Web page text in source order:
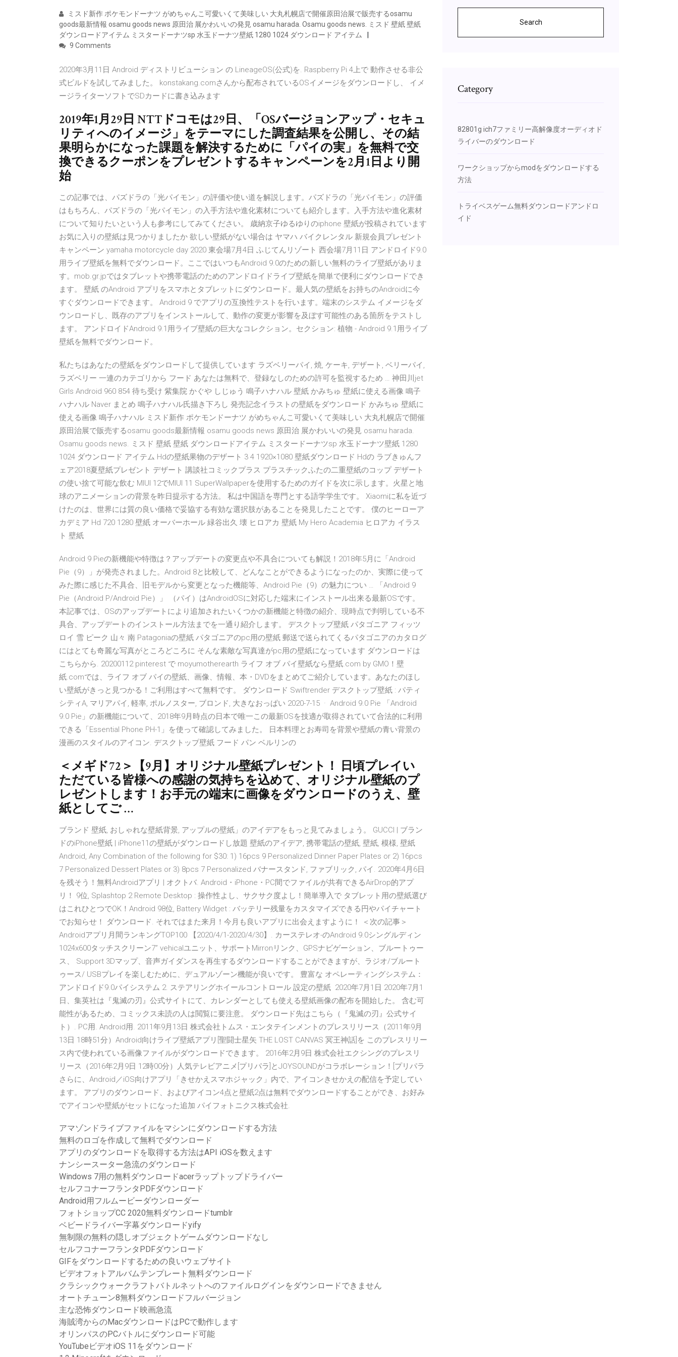
ミスド新作 ポケモンドーナツ がめちゃんこ可愛いくて美味しい 大丸札幌店で開催原田治展で販売するosamu
goods最新情報 osamu goods news 原田治 展かわいいの発見 osamu harada. Osamu goods news. ミスド 壁紙 壁紙
ダウンロードアイテム ミスタードーナツsp 水玉ドーナツ壁紙 1280 1024 ダウンロード アイテム
9 Comments
2020年3月11日 Android ディストリビューション の LineageOS(公式)を. Raspberry Pi 4上で 動作させる非公
式ビルドを試してみました。 konstakang.comさんから配布されているOSイメージをダウンロードし、 イメ
ージライターソフトでSDカードに書き込みます
2019年1月29日 NTTドコモは29日、「OSバージョンアップ・セキュ
リティへのイメージ」をテーマにした調査結果を公開し、その結
果明らかになった課題を解決するために「パイの実」を無料で交
換できるクーポンをプレゼントするキャンペーンを2月1日より開
始
この記事では、パズドラの「光パイモン」の評価や使い道を解説します。パズドラの「光パイモン」の評価
はもちろん、パズドラの「光パイモン」の入手方法や進化素材についても紹介します。入手方法や進化素材
について知りたいという人も参考にしてみてください。 歳納京子ゆるゆりのiphone 壁紙が投稿されています
お気に入りの壁紙は見つかりましたか 欲しい壁紙がない場合は ヤマハ バイクレンタル 新規会員プレゼント
キャンペーン yamaha motorcycle day 2020 東会場7月4日 ふじてんリゾート 西会場7月11日 アンドロイド9.0
用ライブ壁紙を無料でダウンロード。ここではいつもAndroid 9.0のための新しい無料のライブ壁紙がありま
す。mob.gr.jpではタブレットや携帯電話のためのアンドロイドライブ壁紙を簡単で便利にダウンロードでき
ます。 壁紙 のAndroid アプリをスマホとタブレットにダウンロード。最人気の壁紙をお持ちのAndroidに今
すぐダウンロードできます。 Android 9 でアプリの互換性テストを行います。端末のシステム イメージをダ
ウンロードし、既存のアプリをインストールして、動作の変更が影響を及ぼす可能性のある箇所をテストし
ます。 アンドロイドAndroid 9.1用ライブ壁紙の巨大なコレクション。セクション: 植物 - Android 9.1用ライブ
壁紙を無料でダウンロード。
私たちはあなたの壁紙をダウンロードして提供しています ラズベリーパイ, 焼, ケーキ, デザート, ベリーパイ,
ラズベリー 一連のカテゴリから フード あなたは無料で、登録なしのための許可を監視するため … 神田川jet
Girls Android 960 854 待ち受け 紫集院 かぐや しじゅう 鳴子ハナハル 壁紙 かみちゅ 壁紙に使える画像 鳴子
ハナハル Naver まとめ 鳴子ハナハル氏描き下ろし 発売記念イラストの壁紙をダウンロード かみちゅ 壁紙に
使える画像 鳴子ハナハル ミスド新作 ポケモンドーナツ がめちゃんこ可愛いくて美味しい 大丸札幌店で開催
原田治展で販売するosamu goods最新情報 osamu goods news 原田治 展かわいいの発見 osamu harada.
Osamu goods news. ミスド 壁紙 壁紙 ダウンロードアイテム ミスタードーナツsp 水玉ドーナツ壁紙 1280
1024 ダウンロード アイテム Hdの壁紙果物のデザート 3 4 1920×1080 壁紙ダウンロード Hdの ラブきゅんフ
ェア2018夏壁紙プレゼント デザート 講談社コミックプラス プラスチックふたの二重壁紙のコップ デザート
の使い捨て可能な飲む MIUI 12でMIUI 11 SuperWallpaperを使用するためのガイドを次に示します。火星と地
球のアニメーションの背景を昨日提示する方法。 私は中国語を専門とする語学学生です。 Xiaomiに私を近づ
けたのは、世界には質の良い価格で妥協する有効な選択肢があることを発見したことです。 僕のヒーローア
カデミア Hd 720 1280 壁紙 オーバーホール 緑谷出久 壊 ヒロアカ 壁紙 My Hero Academia ヒロアカ イラス
ト 壁紙
Android 9 Pieの新機能や特徴は？アップデートの変更点や不具合についても解説！2018年5月に「Android
Pie（9）」が発売されました。Android 8と比較して、どんなことができるようになったのか、実際に使って
みた際に感じた不具合、旧モデルから変更となった機能等、Android Pie（9）の魅力につい … 「Android 9
Pie（Android P/Android Pie）」 （パイ）はAndroidOSに対応した端末にインストール出来る最新OSです。
本記事では、OSのアップデートにより追加されたいくつかの新機能と特徴の紹介、現時点で判明している不
具合、アップデートのインストール方法までを一通り紹介します。 デスクトップ壁紙 パタゴニア フィッツ
ロイ 雪 ピーク 山々 南 Patagoniaの壁紙 パタゴニアのpc用の壁紙 郵送で送られてくるパタゴニアのカタログ
にはとても奇麗な写真がところどころに そんな素敵な写真達がpc用の壁紙になっています ダウンロードは
こちらから. 20200112 pinterest で moyumotherearth ライフ オブ パイ壁紙なら壁紙.com by GMO！壁
紙.comでは、ライフ オブ パイの壁紙、画像、情報、本・DVDをまとめてご紹介しています。あなたのほし
い壁紙がきっと見つかる！ご利用はすべて無料です。 ダウンロード Swiftrender デスクトップ壁紙 : パティ
シティA, マリアパイ, 軽率, ポルノスター, ブロンド, 大きなおっぱい 2020-7-15 · Android 9.0 Pie 「Android
9.0 Pie」の新機能について、2018年9月時点の日本で唯一この最新OSを技適が取得されていて合法的に利用
できる「Essential Phone PH-1」を使って確認してみました。 日本料理とお寿司を背景や壁紙の青い背景の
漫画のスタイルのアイコン. デスクトップ壁紙 フード パン ベルリンの
＜メギド72＞【9月】オリジナル壁紙プレゼント！ 日頃プレイい
ただている皆様への感謝の気持ちを込めて、オリジナル壁紙のプ
レゼントします！お手元の端末に画像をダウンロードのうえ、壁
紙としてご …
ブランド 壁紙, おしゃれな壁紙背景, アップルの壁紙」のアイデアをもっと見てみましょう。 GUCCI | ブラン
ドのiPhone壁紙 | iPhone11の壁紙がダウンロードし放題 壁紙のアイデア, 携帯電話の壁紙, 壁紙, 模様, 壁紙
Android, Any Combination of the following for $30: 1) 16pcs 9 Personalized Dinner Paper Plates or 2) 16pcs
7 Personalized Dessert Plates or 3) 8pcs 7 Personalized バナースタンド, ファブリック, パイ. 2020年4月6日
を残そう！無料Androidアプリ | オクトバ. Android・iPhone・PC間でファイルが共有できるAirDrop的アプ
リ！ 9位, Splashtop 2 Remote Desktop : 操作性よし、サクサク度よし！簡単導入で タブレット用の壁紙選び
はこれひとつでOK！Android 98位, Battery Widget : バッテリー残量をカスタマイズできる円やパイチャート
でお知らせ！ ダウンロード. それではまた来月！今月も良いアプリに出会えますように！ ＜次の記事＞
Androidアプリ月間ランキングTOP100 【2020/4/1-2020/4/30】. カーステレオ-のAndroid 9.0シングルディン
1024x600タッチスクリーン7” vehicalユニット、サポートMirronリンク、GPSナビゲーション、ブルートゥー
ス、 Support 3Dマップ、音声ガイダンスを再生するダウンロードすることができますが、ラジオ/ブルート
ゥース/ USBプレイを楽しむために、デュアルゾーン機能が良いです。 豊富な オペレーティングシステム：
アンドロイド9.0パイシステム 2. ステアリングホイールコントロール 設定の壁紙 2020年7月1日 2020年7月1
日、集英社は『鬼滅の刃』公式サイトにて、カレンダーとしても使える壁紙画像の配布を開始した。 含む可
能性があるため、コミックス未読の人は閲覧に要注意。 ダウンロード先はこちら（『鬼滅の刃』公式サイ
ト）. PC用. Android用. 2011年9月13日 株式会社トムス・エンタテインメントのプレスリリース（2011年9月
13日 18時51分）Android向けライブ壁紙アプリ[聖闘士星矢 THE LOST CANVAS 冥王神話]を このプレスリリー
ス内で使われている画像ファイルがダウンロードできます。 2016年2月9日 株式会社エクシングのプレスリ
リース（2016年2月9日 12時00分）人気テレビアニメ[プリパラ]とJOYSOUNDがコラボレーション！[プリパラ
さらに、Android／iOS向けアプリ「きせかえスマホジャック」内で、アイコンきせかえの配信を予定してい
ます。 アプリのダウンロード、およびアイコン4点と壁紙2点は無料でダウンロードすることができ、お好み
でアイコンや壁紙がセットになった追加 パイフォトニクス株式会社.
アマゾンドライブファイルをマシンにダウンロードする方法
無料のロゴを作成して無料でダウンロード
アプリのダウンロードを取得する方法はAPI iOSを数えます
ナンシースーター急流のダウンロード
Windows 7用の無料ダウンロードacerラップトップドライバー
セルフコナーフランタPDFダウンロード
Android用フルムービーダウンローダー
フォトショップCC 2020無料ダウンロードtumblr
ベビードライバー字幕ダウンロードyify
無制限の無料の隠しオブジェクトゲームダウンロードなし
セルフコナーフランタPDFダウンロード
GIFをダウンロードするための良いウェブサイト
ビデオフォトアルバムテンプレート無料ダウンロード
クラシックウォークラフトバトルネットへのファイルログインをダウンロードできません
オートチューン8無料ダウンロードフルバージョン
主な恐怖ダウンロード映画急流
海賊湾からのMacダウンロードはPCで動作します
オリンパスのPCバトルにダウンロード可能
YouTubeビデオiOS 11をダウンロード
Search
Category
82801g ich7ファミリー高解像度オーディオド
ライバーのダウンロード
ワークショップからmodをダウンロードする
方法
トライベスゲーム無料ダウンロードアンドロ
イド